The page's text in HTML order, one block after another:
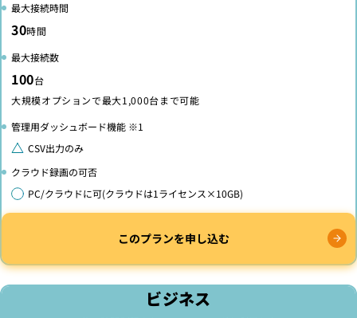
最大接続時間
30時間
最大接続数
100台
大規模オプションで最大1,000台まで可能
管理用ダッシュボード機能 ※1
CSV出力のみ
クラウド録画の可否
PC/クラウドに可(クラウドは1ライセンス×10GB)
このプランを申し込む
ビジネス